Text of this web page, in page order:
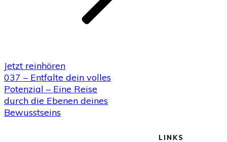
Jetzt reinhören
037 – Entfalte dein volles
Potenzial – Eine Reise
durch die Ebenen deines
Bewusstseins
LINKS